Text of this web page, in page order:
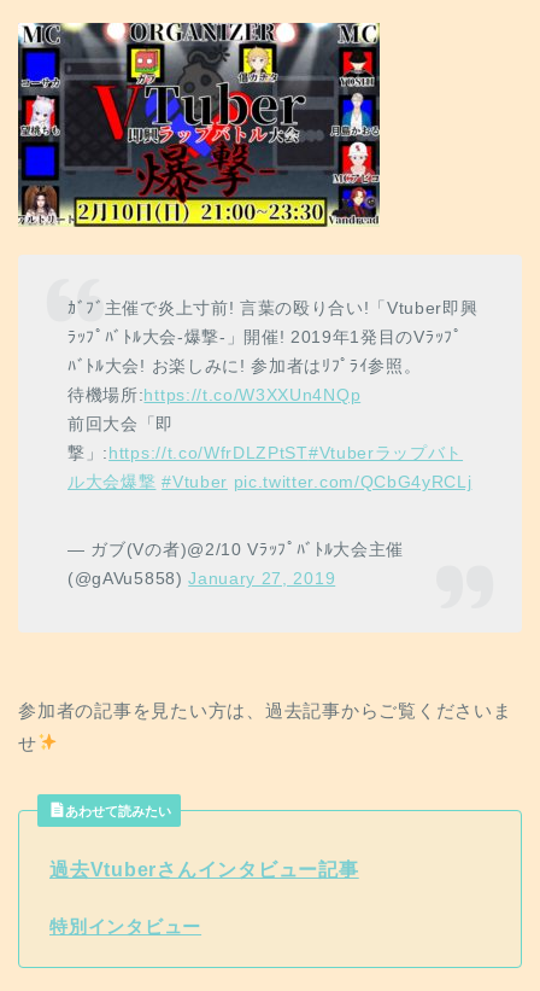
ｶﾞﾌﾞ主催で炎上寸前! 言葉の殴り合い!「Vtuber即興
ﾗｯﾌﾟﾊﾞﾄﾙ大会-爆撃-」開催! 2019年1発目のVﾗｯﾌﾟ
ﾊﾞﾄﾙ大会! お楽しみに! 参加者はﾘﾌﾟﾗｲ参照。
待機場所: https://t.co/W3XXUn4NQp
前回大会「即
撃」: https://t.co/WfrDLZPtST#Vtuberラップバト
ル大会爆撃 #Vtuber pic.twitter.com/QCbG4yRCLj
— ガブ(Vの者)@2/10 Vﾗｯﾌﾟﾊﾞﾄﾙ大会主催
(@gAVu5858)January 27, 2019
参加者の記事を見たい方は、過去記事からご覧くださいま
せ
あわせて読みたい
過去Vtuberさんインタビュー記事
特別インタビュー